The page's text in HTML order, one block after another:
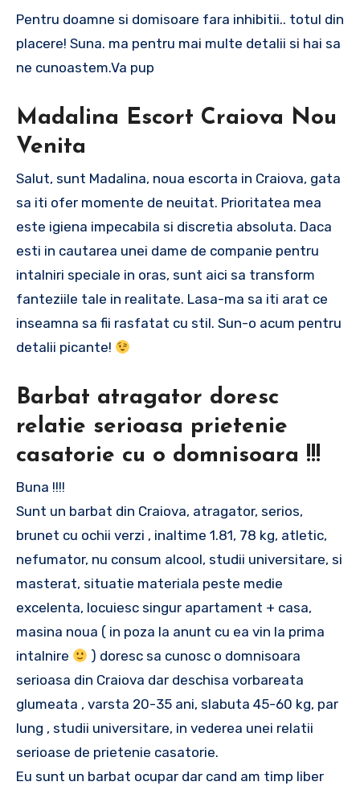
Pentru doamne si domisoare fara inhibitii.. totul din
placere! Suna. ma pentru mai multe detalii si hai sa
ne cunoastem.Va pup
Madalina Escort Craiova Nou
Venita
Salut, sunt Madalina, noua escorta in Craiova, gata
sa iti ofer momente de neuitat. Prioritatea mea
este igiena impecabila si discretia absoluta. Daca
esti in cautarea unei dame de companie pentru
intalniri speciale in oras, sunt aici sa transform
fanteziile tale in realitate. Lasa-ma sa iti arat ce
inseamna sa fii rasfatat cu stil. Sun-o acum pentru
detalii picante!
Barbat atragator doresc
relatie serioasa prietenie
casatorie cu o domnisoara !!!
Buna !!!!
Sunt un barbat din Craiova, atragator, serios,
brunet cu ochii verzi , inaltime 1.81, 78 kg, atletic,
nefumator, nu consum alcool, studii universitare, si
masterat, situatie materiala peste medie
excelenta, locuiesc singur apartament + casa,
masina noua ( in poza la anunt cu ea vin la prima
intalnire
) doresc sa cunosc o domnisoara
serioasa din Craiova dar deschisa vorbareata
glumeata , varsta 20-35 ani, slabuta 45-60 kg, par
lung , studii universitare, in vederea unei relatii
serioase de prietenie casatorie.
Eu sunt un barbat ocupar dar cand am timp liber